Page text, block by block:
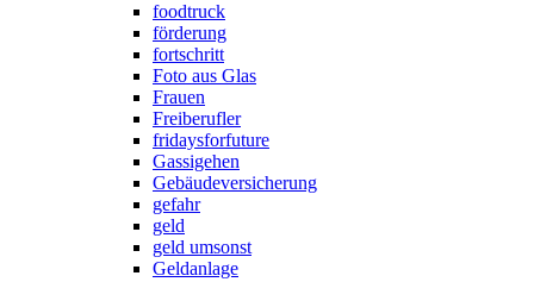
foodtruck
förderung
fortschritt
Foto aus Glas
Frauen
Freiberufler
fridaysforfuture
Gassigehen
Gebäudeversicherung
gefahr
geld
geld umsonst
Geldanlage